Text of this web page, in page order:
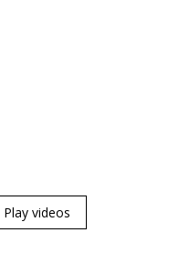
Play videos